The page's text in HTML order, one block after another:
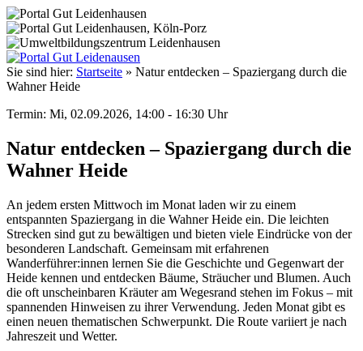
Sie sind hier: Startseite » Natur entdecken – Spaziergang durch die
Wahner Heide
Termin: Mi, 02.09.2026, 14:00 - 16:30 Uhr
Natur entdecken – Spaziergang durch die
Wahner Heide
An jedem ersten Mittwoch im Monat laden wir zu einem
entspannten Spaziergang in die Wahner Heide ein. Die leichten
Strecken sind gut zu bewältigen und bieten viele Eindrücke von der
besonderen Landschaft. Gemeinsam mit erfahrenen
Wanderführer:innen lernen Sie die Geschichte und Gegenwart der
Heide kennen und entdecken Bäume, Sträucher und Blumen. Auch
die oft unscheinbaren Kräuter am Wegesrand stehen im Fokus – mit
spannenden Hinweisen zu ihrer Verwendung. Jeden Monat gibt es
einen neuen thematischen Schwerpunkt. Die Route variiert je nach
Jahreszeit und Wetter.